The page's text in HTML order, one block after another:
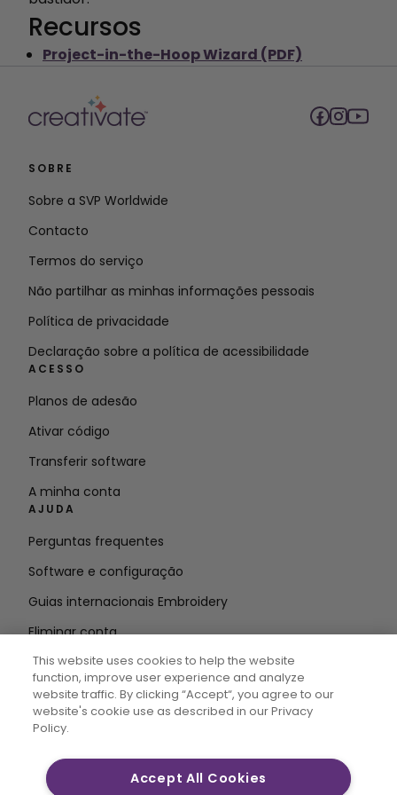
Recursos
Project-in-the-Hoop Wizard (PDF)
SOBRE
Sobre a SVP Worldwide
Contacto
Termos do serviço
Não partilhar as minhas informações pessoais
Política de privacidade
Declaração sobre a política de acessibilidade
ACESSO
Planos de adesão
Ativar código
Transferir software
A minha conta
AJUDA
Perguntas frequentes
Software e configuração
Guias internacionais Embroidery
Eliminar conta
Introduzir o
endereço de correio eletrónico
This website uses cookies to help the website
function, improve user experience and analyze
website traffic. By clicking “Accept“, you agree to our
website's cookie use as described in our Privacy
Policy.
Accept All Cookies